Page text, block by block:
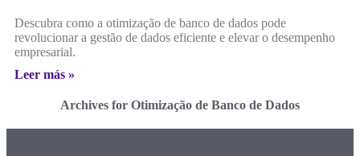
Descubra como a otimização de banco de dados pode
revolucionar a gestão de dados eficiente e elevar o desempenho
empresarial.
Leer más »
Archives for Otimização de Banco de Dados